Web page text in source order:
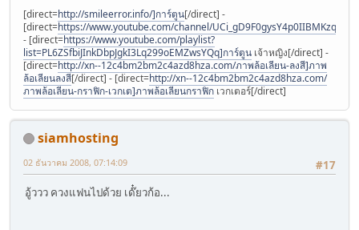
[direct=http://smileerror.info/]การ์ตูน[/direct] -
[direct=https://www.youtube.com/channel/UCi_gD9F0gysY4p0IIBMKzqQ]ก
- [direct=https://www.youtube.com/playlist?
list=PL6ZSfbiJInkDbpJgkI3Lq299oEMZwsYQq]การ์ตูน เจ้าหญิง[/direct] -
[direct=http://xn--12c4bm2bm2c4azd8hza.com/ภาพล้อเลียน-ลงสี]ภาพ
ล้อเลียนลงสี[/direct] - [direct=http://xn--12c4bm2bm2c4azd8hza.com/
ภาพล้อเลียน-กราฟิก-เวกเต]ภาพล้อเลียนกราฟิก เวกเตอร์[/direct]
siamhosting
#17
02 ธันวาคม 2008, 07:14:09
อู้ววว ควงแฟนไปด้วย เด๊๋ยวก้อ...